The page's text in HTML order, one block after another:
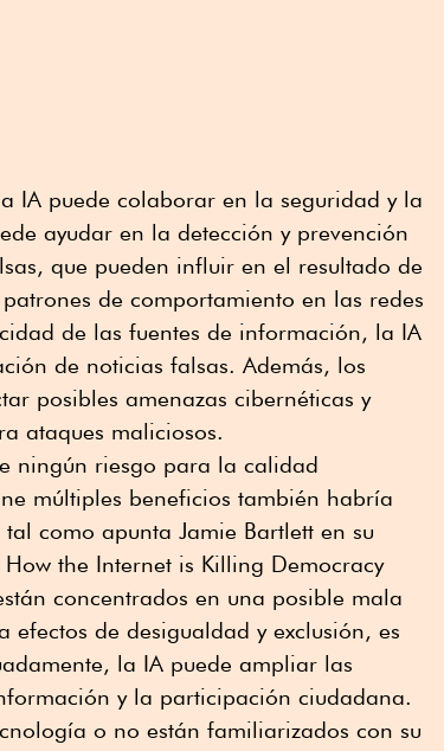
IA puede colaborar en la seguridad y la
ayudar en la detección y prevención
que pueden influir en el resultado de
de comportamiento en las redes
de las fuentes de información, la IA
de noticias falsas. Además, los
posibles amenazas cibernéticas y
ataques maliciosos.
ningún riesgo para la calidad
múltiples beneficios también habría
como apunta Jamie Bartlett en su
the Internet is Killing Democracy
concentrados en una posible mala
de desigualdad y exclusión, es
la IA puede ampliar las
y la participación ciudadana.
o no están familiarizados con su